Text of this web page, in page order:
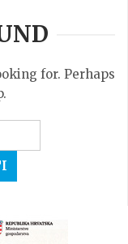
for. Perhaps